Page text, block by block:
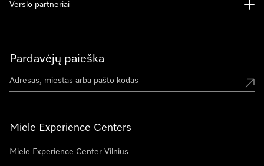
Pardavėjų paieška
Miele Experience Centers
Miele Experience Center Vilnius
Verslo partneriai